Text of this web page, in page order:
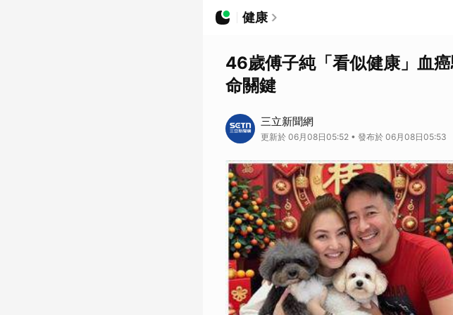
健康
46歲傅子純「看似健康」血
命關鍵
三立新聞網
更新於 06月08日05:52 • 發布於 06月08日05:53